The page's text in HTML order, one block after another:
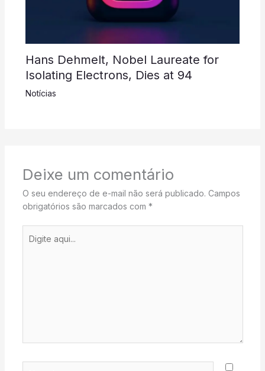
Hans Dehmelt, Nobel Laureate for
Isolating Electrons, Dies at 94
Notícias
Deixe um comentário
O seu endereço de e-mail não será publicado. Campos
obrigatórios são marcados com *
aqui...